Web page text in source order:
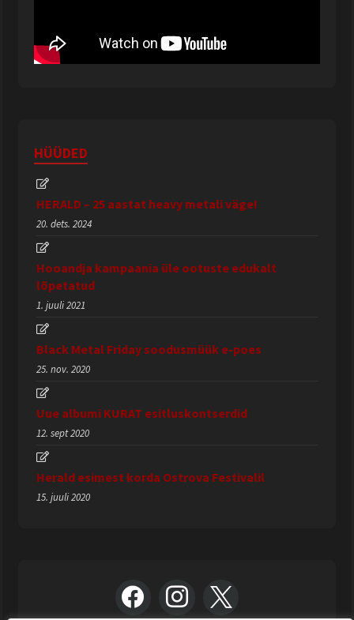
HÜÜDED
HERALD – 25 aastat heavy metali väge!
20. dets. 2024
Hooandja kampaania üle ootuste edukalt
lõpetatud
1. juuli 2021
Black Metal Friday soodusmüük e-poes
25. nov. 2020
Uue albumi KURAT esitluskontserdid
12. sept 2020
Herald esimest korda Ostrova Festivalil
15. juuli 2020